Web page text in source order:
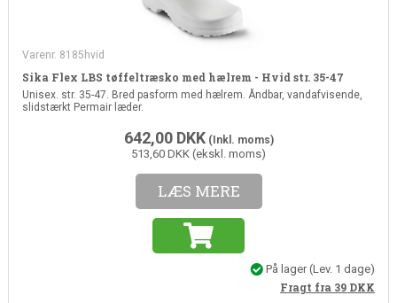
Varenr. 8185hvid
Sika Flex LBS tøffeltræsko med hælrem - Hvid str. 35-47
Unisex. str. 35-47. Bred pasform med hælrem. Åndbar, vandafvisende,
slidstærkt Permair læder.
642,00 DKK(Inkl. moms)
513,60 DKK (ekskl. moms)
LÆS MERE
På lager(Lev. 1 dage)
Fragt fra 39 DKK